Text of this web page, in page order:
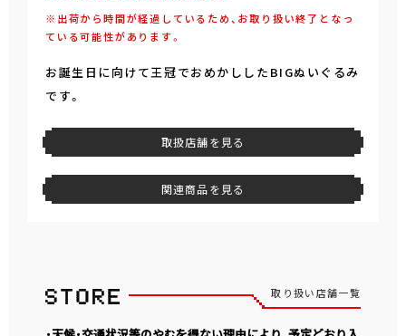
※出荷から時間が経過しているため、お取り扱い終了となっ
ている可能性があります。
お誕生日に向けて王冠でおめかししたBIGぬいぐるみ
です。
取扱店舗を見る
関連商品を見る
取り扱い店舗一覧